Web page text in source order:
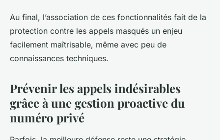
Au final, l’association de ces fonctionnalités fait de la
protection contre les appels masqués un enjeu
facilement maîtrisable, même avec peu de
connaissances techniques.
Prévenir les appels indésirables
grâce à une gestion proactive du
numéro privé